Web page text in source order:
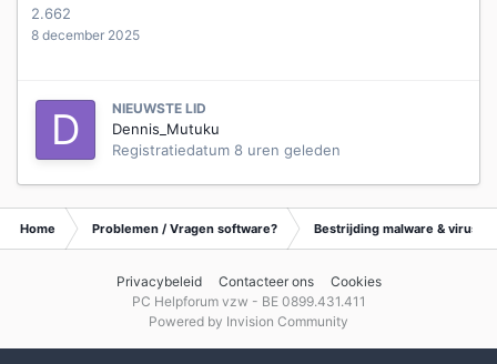
2.662
8 december 2025
NIEUWSTE LID
Dennis_Mutuku
Registratiedatum 8 uren geleden
Home Problemen / Vragen software? Bestrijding malware &
Privacybeleid Contacteer ons
Cookies
PC Helpforum vzw - BE 0899.431.411
Powered by Invision Community